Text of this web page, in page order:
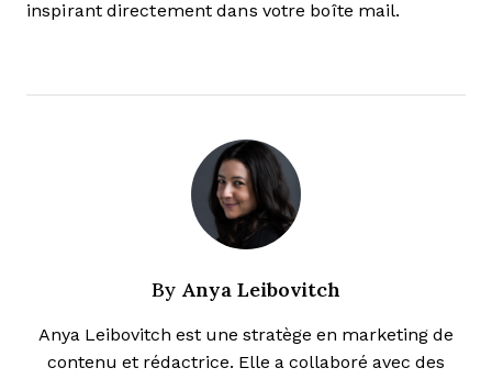
inspirant directement dans votre boîte mail.
By Anya Leibovitch
Anya Leibovitch est une stratège en marketing de
contenu et rédactrice. Elle a collaboré avec des